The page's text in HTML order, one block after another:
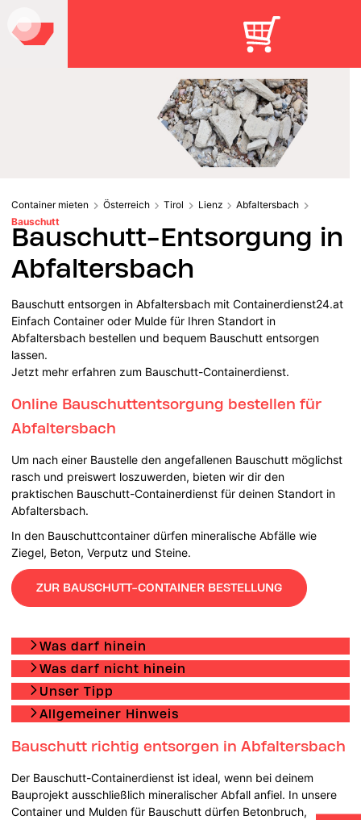
Container mieten Österreich Tirol Lienz
Abfaltersbach
Bauschutt
Bauschutt-Entsorgung in
Abfaltersbach
Bauschutt entsorgen in Abfaltersbach mit Containerdienst24.at
Einfach Container oder Mulde für Ihren Standort in
Abfaltersbach bestellen und bequem Bauschutt entsorgen
lassen.
Jetzt mehr erfahren zum Bauschutt-Containerdienst.
Online Bauschuttentsorgung bestellen für
Abfaltersbach
Um nach einer Baustelle den angefallenen Bauschutt möglichst
rasch und preiswert loszuwerden, bieten wir dir den
praktischen Bauschutt-Containerdienst für deinen Standort in
Abfaltersbach.
In den Bauschuttcontainer dürfen mineralische Abfälle wie
Ziegel, Beton, Verputz und Steine.
ZUR BAUSCHUTT-CONTAINER BESTELLUNG
Was darf hinein
Was darf nicht hinein
Unser Tipp
Allgemeiner Hinweis
Bauschutt richtig entsorgen in Abfaltersbach
Der Bauschutt-Containerdienst ist ideal, wenn bei deinem
Bauprojekt ausschließlich mineralischer Abfall anfiel. In unsere
Container und Mulden für Bauschutt dürfen Betonbruch,